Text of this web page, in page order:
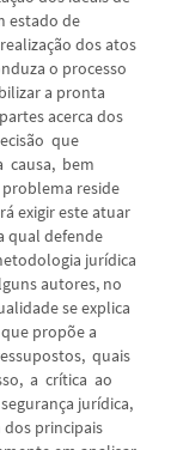
estado de
dos atos
o processo
a pronta
acerca dos
que
bem
reside
exigir este atuar
qual defende
jurídica
autores, no
se explica
propõe a
quais
a crítica ao
jurídica,
principais